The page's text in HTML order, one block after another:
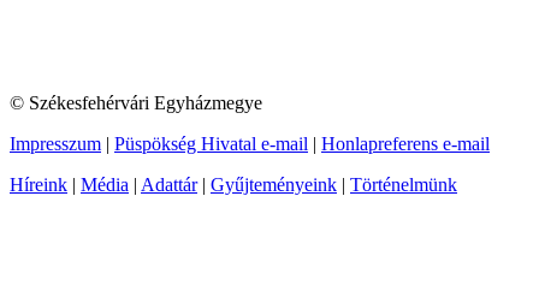
© Székesfehérvári Egyházmegye
Impresszum | Püspökség Hivatal e-mail | Honlapreferens e-mail
Híreink | Média | Adattár| Gyűjteményeink | Történelmünk